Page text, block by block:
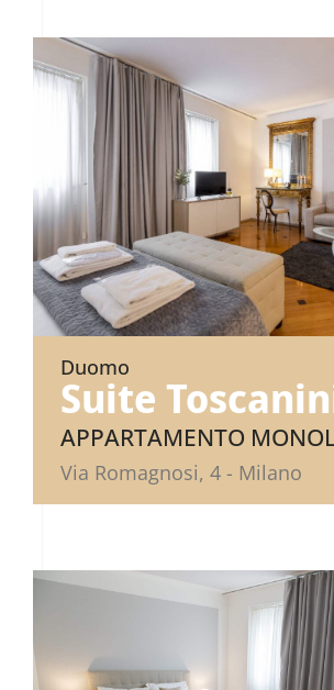
Duomo
Suite
APPARTAMENTO
Via Romagnosi, 4 - Milano